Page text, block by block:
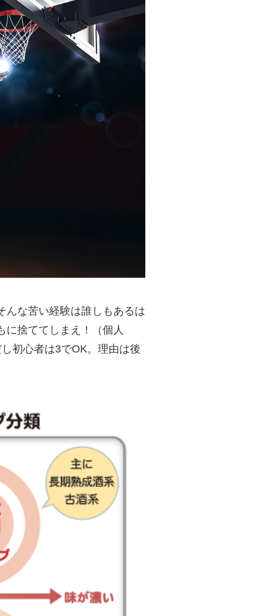
んな苦い経験は誰しもあるは
に捨ててしまえ！（個人
初心者は3でOK。理由は後